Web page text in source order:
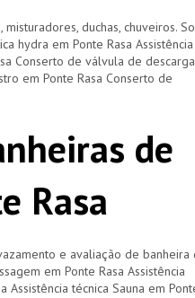
duchas, chuveiros.
hydra em Ponte Rasa Assistência
Conserto de válvula de
em Ponte Rasa Conserto de
de
Rasa
e avaliação de banheira
em Ponte Rasa Assistência
Assistência técnica Sauna em